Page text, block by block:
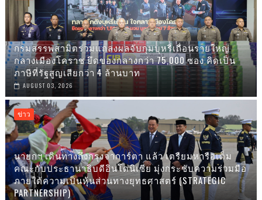
กรมสรรพสามิตร่วมแถลงผลจับกุมบุหรี่เถื่อนรายใหญ่
กลางเมืองโคราช ยึดของกลางกว่า 75,000 ซอง คิดเป็น
ภาษีที่รัฐสูญเสียกว่า 4 ล้านบาท
AUGUST 03, 2026
ข่าว
นายกฯ เดินทางถึงกรุงจาการ์ตา แล้ว เตรืยมหารือเต็ม
คณะกับประธานาธิบดีอินโดนิเซีย มุ่งกระชับความร่วมมือ
ภายใต้ความเป็นหุ้นส่วนทางยุทธศาสตร์ (STRATEGIC
PARTNERSHIP)